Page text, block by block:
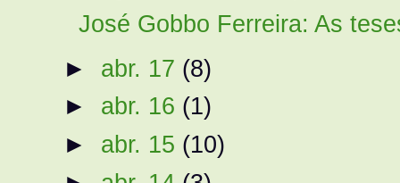
José Gobbo Ferreira: As
► abr. 17 (8)
► abr. 16 (1)
► abr. 15 (10)